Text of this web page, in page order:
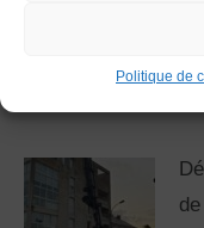
Politique de